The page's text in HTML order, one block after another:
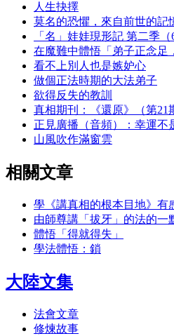
人生抉擇
莫名的恐懼，來自前世的記
「名」娃娃現形記 第二季（6
在魔難中體悟「弟子正念足
看不上別人也是嫉妒心
做個正法時期的大法弟子
欲得反失的教訓
真相期刊：《還原》（第21
正見廣播（音頻）：幸運不
山風吹作滿窗雲
相關文章
學《講真相的根本目地》有
由師尊講「拔牙」的法的一
體悟「得就得失」
學法體悟：鎖
大陸文集
法會文章
修煉故事